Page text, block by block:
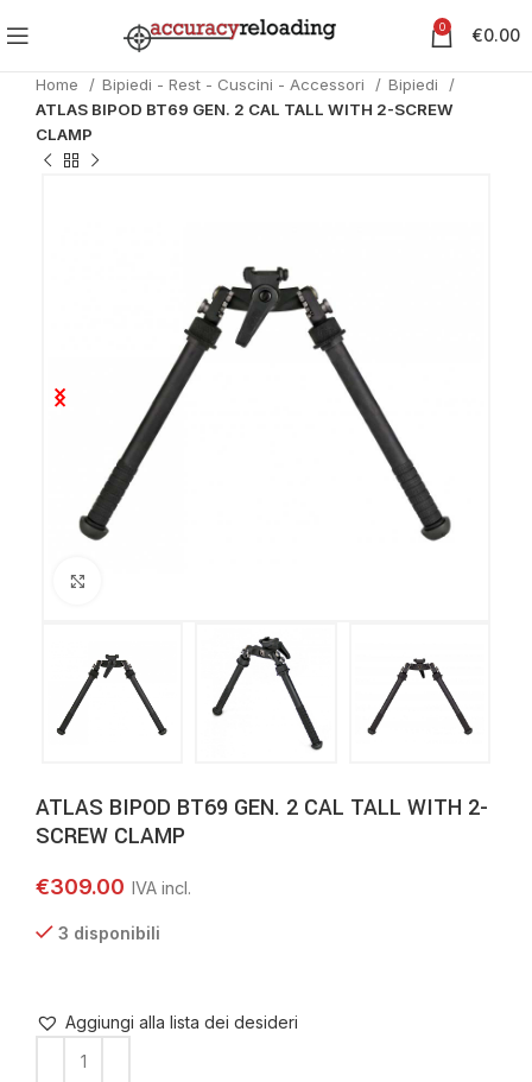
0 €0.00
Home Bipiedi - Rest - Cuscini - Accessori
Bipiedi
ATLAS BIPOD BT69 GEN. 2 CAL TALL WITH 2-SCREW
CLAMP
ATLAS BIPOD BT69 GEN. 2 CAL TALL WITH 2-
SCREW CLAMP
€309.00
3 disponibili
Aggiungi alla lista dei desideri